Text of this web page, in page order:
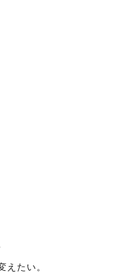
えたい。